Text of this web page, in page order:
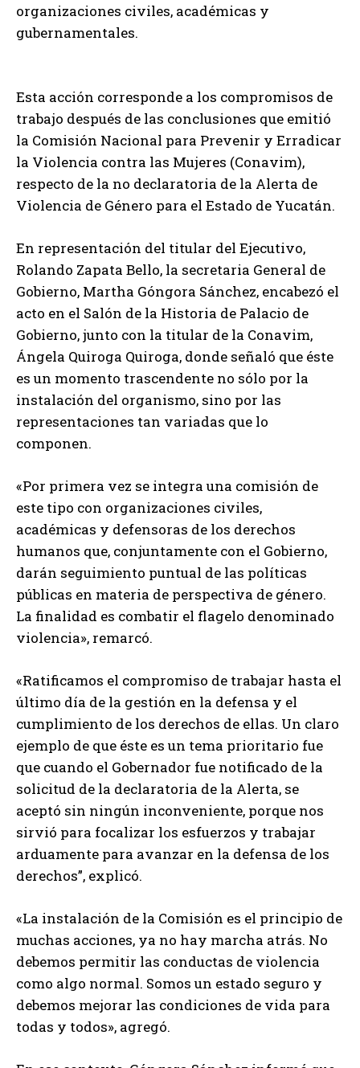
organizaciones civiles, académicas y
gubernamentales.
Esta acción corresponde a los compromisos de
trabajo después de las conclusiones que emitió
la Comisión Nacional para Prevenir y Erradicar
la Violencia contra las Mujeres (Conavim),
respecto de la no declaratoria de la Alerta de
Violencia de Género para el Estado de Yucatán.
En representación del titular del Ejecutivo,
Rolando Zapata Bello, la secretaria General de
Gobierno, Martha Góngora Sánchez, encabezó el
acto en el Salón de la Historia de Palacio de
Gobierno, junto con la titular de la Conavim,
Ángela Quiroga Quiroga, donde señaló que éste
es un momento trascendente no sólo por la
instalación del organismo, sino por las
representaciones tan variadas que lo
componen.
«Por primera vez se integra una comisión de
este tipo con organizaciones civiles,
académicas y defensoras de los derechos
humanos que, conjuntamente con el Gobierno,
darán seguimiento puntual de las políticas
públicas en materia de perspectiva de género.
La finalidad es combatir el flagelo denominado
violencia», remarcó.
«Ratificamos el compromiso de trabajar hasta el
último día de la gestión en la defensa y el
cumplimiento de los derechos de ellas. Un claro
ejemplo de que éste es un tema prioritario fue
que cuando el Gobernador fue notificado de la
solicitud de la declaratoria de la Alerta, se
aceptó sin ningún inconveniente, porque nos
sirvió para focalizar los esfuerzos y trabajar
arduamente para avanzar en la defensa de los
derechos”, explicó.
«La instalación de la Comisión es el principio de
muchas acciones, ya no hay marcha atrás. No
debemos permitir las conductas de violencia
como algo normal. Somos un estado seguro y
debemos mejorar las condiciones de vida para
todas y todos», agregó.